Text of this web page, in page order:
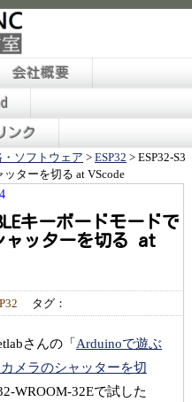
会社概要
ンク
・ソフトウェア > ESP32 > ESP32-S3
ターを切る at VScode
キーボードモードで
ャッターを切る at
タグ：
さんの「Arduinoで遊ぶ
メラのシャッターを切
WROOM-32Eで試した